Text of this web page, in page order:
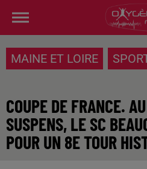
MAINE ET LOIRE
COUPE DE FRANCE.
SUSPENS, LE SC
POUR UN 8E TOUR